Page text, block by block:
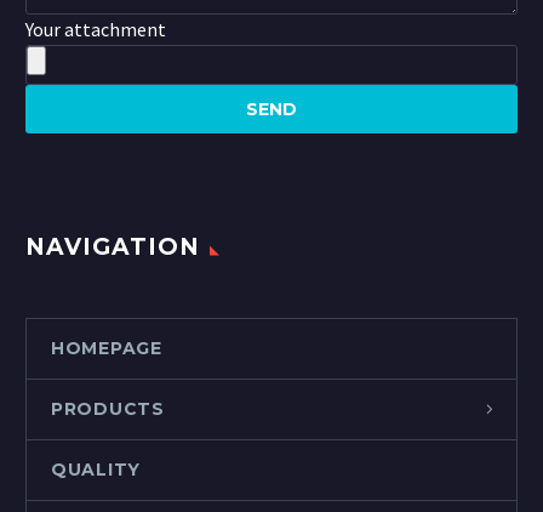
Your attachment
NAVIGATION
HOMEPAGE
PRODUCTS
QUALITY